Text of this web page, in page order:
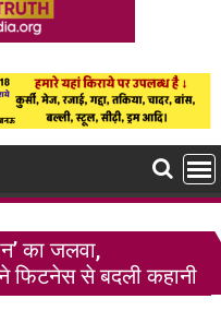
का जलवा,
फिटनेस से बदली कहानी